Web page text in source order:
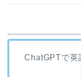
ChatGPTで英